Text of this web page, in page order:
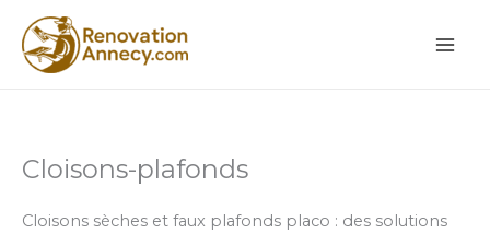
contenu
Cloisons-plafonds
Cloisons sèches et faux plafonds placo : des solutions